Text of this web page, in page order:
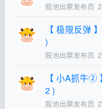
股池出票发布员
【 极限反弹
)
股池出票发布员
【 小A抓牛②
2 )
股池出票发布员